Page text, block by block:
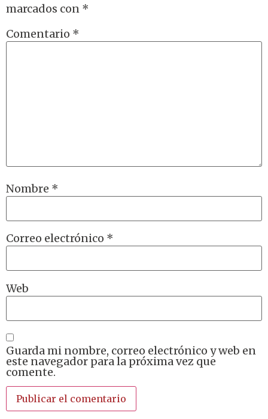
marcados con *
Comentario *
Nombre *
Correo electrónico *
Web
Guarda mi nombre, correo electrónico y web en
este navegador para la próxima vez que
comente.